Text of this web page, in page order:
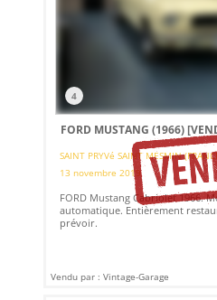
4
FORD MUSTANG (1966)
SAINT PRYVé SAINT MESMIN
13 novembre 2019
FORD Mustang Cabriolet 1966.
automatique. Entièrement
prévoir.
Vendu par : Vintage-Garage